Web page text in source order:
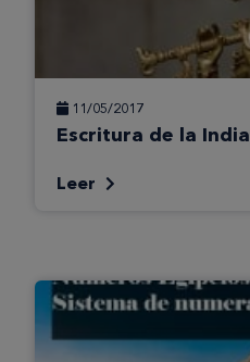
11/05/2017
Escritura de la
Leer